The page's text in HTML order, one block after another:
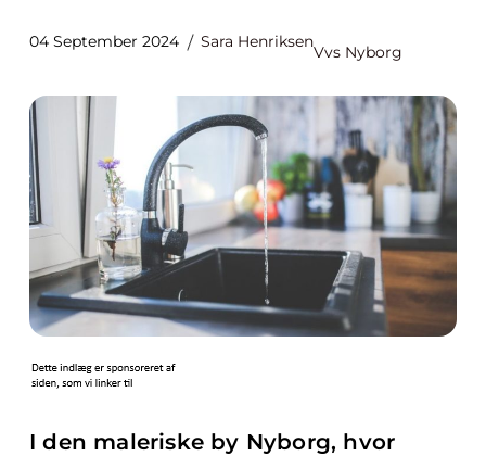
04 September 2024 Sara Henriksen
Vvs Nyborg
I den maleriske by Nyborg, hvor